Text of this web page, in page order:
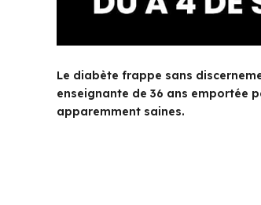
Le diabète frappe sans
enseignante de 36 ans emportée
apparemment saines.